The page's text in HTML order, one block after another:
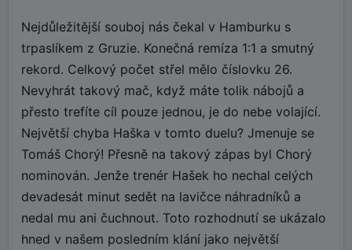
Nejdůležitější souboj nás čekal v Hamburku s
trpaslíkem z Gruzie. Konečná remíza 1:1 a smutný
rekord. Celkový počet střel mělo číslovku 26.
Nevyhrát takový mač, když máte tolik nábojů a
přesto trefíte cíl pouze jednou, je do nebe volající.
Největší chyba Haška v tomto duelu? Jmenuje se
Tomáš Chorý! Přesně na takový zápas byl Chorý
nominován. Jenže trenér Hašek ho nechal celých
devadesát minut sedět na lavičce náhradníků a
nedal mu ani čuchnout. Toto rozhodnutí se ukázalo
hned v našem posledním klání jako největší